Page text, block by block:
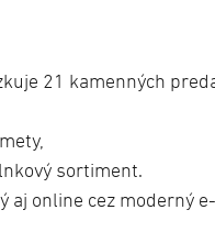
21 kamenných
sortiment.
online cez moderný